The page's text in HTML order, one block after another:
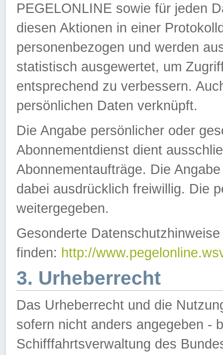
PEGELONLINE sowie für jeden
diesen Aktionen in einer
personenbezogen und werden
statistisch ausgewertet, um
entsprechend zu verbessern.
persönlichen Daten verknüpft.
Die Angabe persönlicher oder
Abonnementdienst dient
Abonnementaufträge. Die
dabei ausdrücklich freiwillig. Die
weitergegeben.
Gesonderte
finden: http://
3. Urheberrecht
Das Urheberrecht und die
sofern nicht anders angegeben -
Schifffahrtsverwaltung des